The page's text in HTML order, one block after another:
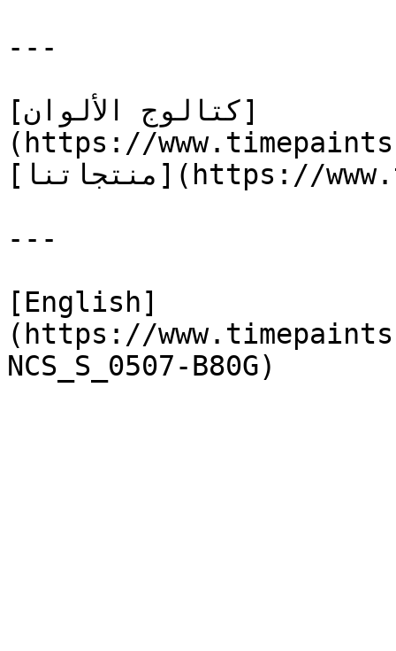
---
[كتالوج الألوان]
(https://
[منتجاتنا](https://www.timepaints.com/ar/products)
---
[English]
(https://
NCS_S_0507-B80G)